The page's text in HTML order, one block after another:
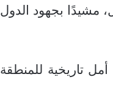
مشيدًا بجهود الدول
تاريخية للمنطقة